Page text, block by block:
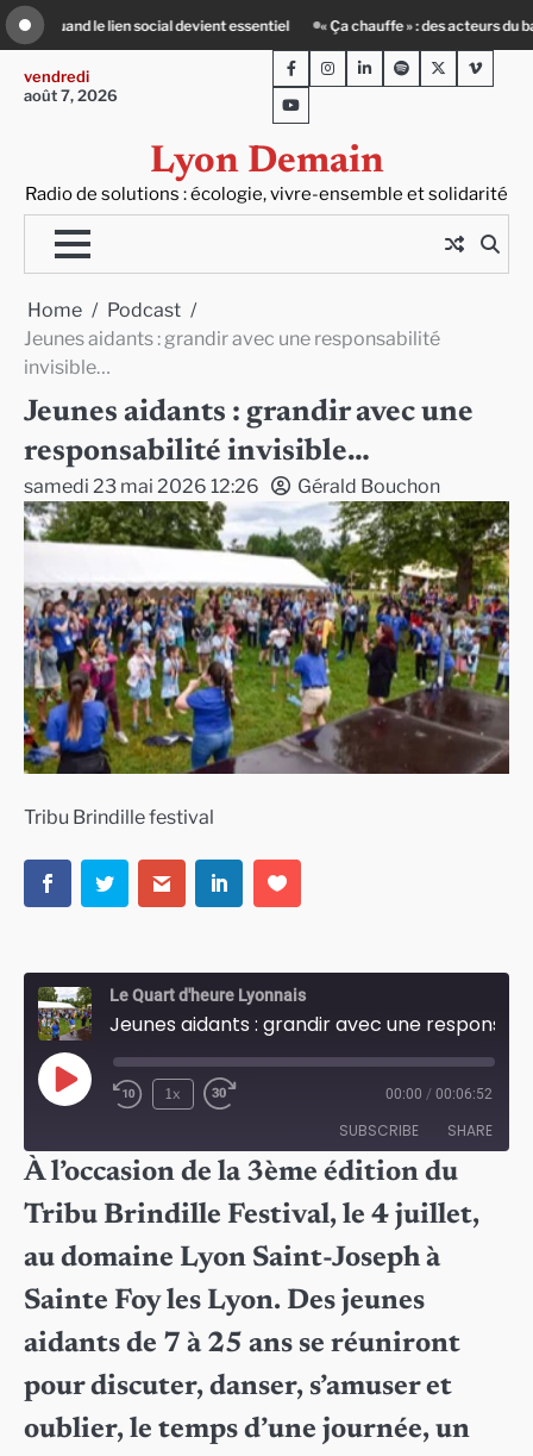
Skip
to
content
des acteurs du batiment face au défi climatique 80 Jours Voyages : au
vendredi
août 7, 2026
Lyon Demain
Radio de solutions : écologie, vivre-ensemble et solidarité
FacebookInstagram
LinkedInSpotifyTwitterViméo
Youtube
Home
Podcast
Jeunes aidants : grandir avec une responsabilité
invisible…
Jeunes aidants : grandir avec une
responsabilité invisible…
samedi 23 mai 2026 12:26 Gérald Bouchon
Tribu Brindille festival
Le Quart d'heure Lyonnais
Play
1x 00:00 / 00:06:52
SUBSCRIBE SHARE
RSS FEED
SHARE
LINK
EMBED
À l’occasion de la 3ème édition du
Tribu Brindille Festival, le 4 juillet,
au domaine Lyon Saint-Joseph à
Sainte Foy les Lyon. Des jeunes
aidants de 7 à 25 ans se réuniront
pour discuter, danser, s’amuser et
oublier, le temps d’une journée, un